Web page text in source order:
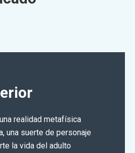
realidad metafísica
una suerte de personaje
la vida del adulto